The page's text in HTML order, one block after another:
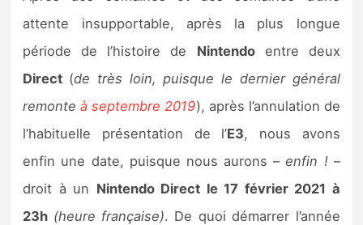
Tests de jeux
Tests d’accessoires
Autres tests
Previews
Précommandes
attente insupportable, après la plus longue
période de l’histoire de Nintendoentre deux
Direct (de très loin, puisque le dernier général
remonteà septembre 2019), après l’annulation de
l’habituelle présentation de l’E3, nous avons
enfin une date, puisque nous aurons –enfin !–
droit à un Nintendo Direct le 17 février 2021 à
23h (heure française). De quoi démarrer l’année